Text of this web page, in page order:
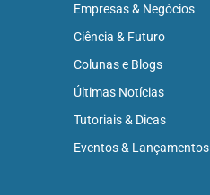
Empresas & Negócios
Ciência & Futuro
Colunas e Blogs
Últimas Notícias
Tutoriais & Dicas
Eventos & Lançamentos